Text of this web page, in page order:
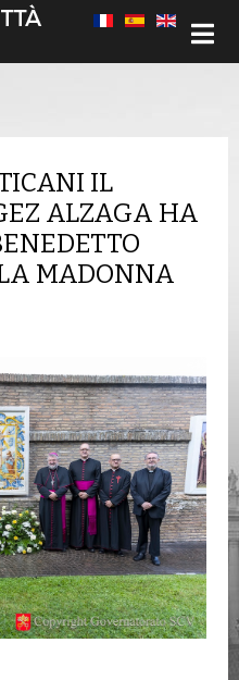
IL
ALZAGA HA
MADONNA